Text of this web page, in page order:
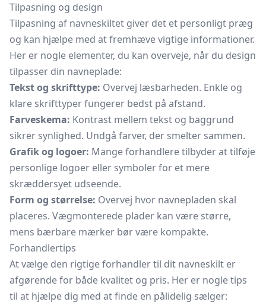
Tilpasning og design
Tilpasning af navneskiltet giver det et personligt præg
og kan hjælpe med at fremhæve vigtige informationer.
Her er nogle elementer, du kan overveje, når du design
tilpasser din navneplade:
Tekst og skrifttype: Overvej læsbarheden. Enkle og
klare skrifttyper fungerer bedst på afstand.
Farveskema: Kontrast mellem tekst og baggrund
sikrer synlighed. Undgå farver, der smelter sammen.
Grafik og logoer: Mange forhandlere tilbyder at tilføje
personlige logoer eller symboler for et mere
skræddersyet udseende.
Form og størrelse: Overvej hvor navnepladen skal
placeres. Vægmonterede plader kan være større,
mens bærbare mærker bør være kompakte.
Forhandlertips
At vælge den rigtige forhandler til dit navneskilt er
afgørende for både kvalitet og pris. Her er nogle tips
til at hjælpe dig med at finde en pålidelig sælger: